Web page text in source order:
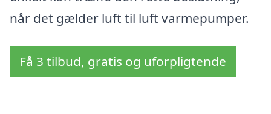
når det gælder luft til luft varmepumper.
Få 3 tilbud, gratis og uforpligtende